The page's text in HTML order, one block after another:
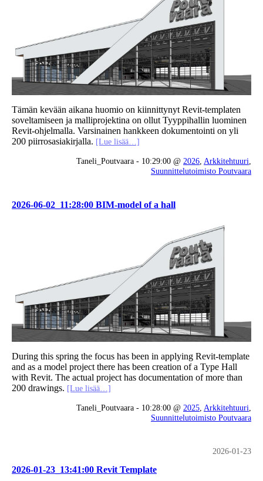
Tämän kevään aikana huomio on kiinnittynyt Revit-templaten
soveltamiseen ja malliprojektina on ollut Tyyppihallin luominen
Revit-ohjelmalla. Varsinainen hankkeen dokumentointi on yli
200 piirrosasiakirjalla. [Lue lisää…]
Taneli_Poutvaara - 10:29:00 @ 2026 Arkkitehtuuri
Suunnittelutoimisto Poutvaara
2026-06-02_11:28:00 BIM-model of a hall
During this spring the focus has been in applying Revit-template
and as a model project there has been creation of a Type Hall
with Revit. The actual project has documentation of more than
200 drawings. [Lue lisää…]
Taneli_Poutvaara - 10:28:00 @ 2025, Arkkitehtuuri,
Suunnittelutoimisto Poutvaara
2026-01-23
2026-01-23_13:41:00 Revit Template